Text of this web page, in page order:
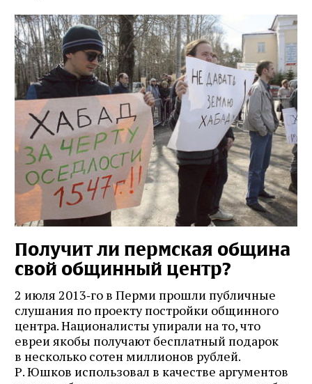
Получит ли пермская община
свой общинный центр?
2 июля 2013‑го в Перми прошли публичные
слушания по проекту постройки общинного
центра. Националисты упирали на то, что
евреи якобы получают бесплатный подарок
в несколько сотен миллионов рублей.
Р. Юшков использовал в качестве аргументов